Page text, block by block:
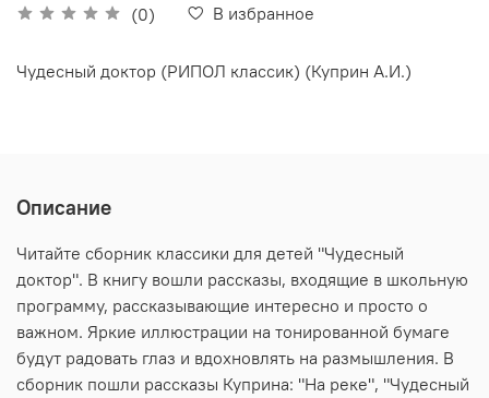
(0) В избранное
Чудесный доктор (РИПОЛ классик) (Куприн А.И.)
Описание
Читайте сборник классики для детей "Чудесный
доктор". В книгу вошли рассказы, входящие в школьную
программу, рассказывающие интересно и просто о
важном. Яркие иллюстрации на тонированной бумаге
будут радовать глаз и вдохновлять на размышления. В
сборник пошли рассказы Куприна: "На реке", "Чудесный